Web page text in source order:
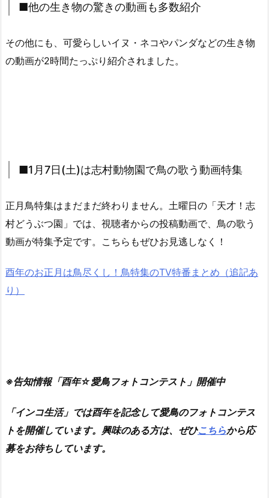
■他の生き物の驚きの動画も多数紹介
その他にも、可愛らしいイヌ・ネコやパンダなどの生き物
の動画が2時間たっぷり紹介されました。
■1月7日(土)は志村動物園で鳥の歌う動画特集
正月鳥特集はまだまだ終わりません。土曜日の「天才！志
村どうぶつ園」では、視聴者からの投稿動画で、鳥の歌う
動画が特集予定です。こちらもぜひお見逃しなく！
酉年のお正月は鳥尽くし！鳥特集のTV特番まとめ（追記あ
り）
※告知情報「酉年☆愛鳥フォトコンテスト」開催中
「インコ生活」では酉年を記念して愛鳥のフォトコンテス
トを開催しています。興味のある方は、ぜひこちらから応
募をお待ちしています。